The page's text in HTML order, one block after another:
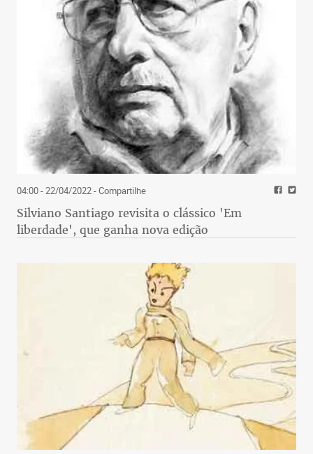
04:00 - 22/04/2022- Compartilhe
Silviano Santiago revisita o clássico 'Em
liberdade', que ganha nova edição